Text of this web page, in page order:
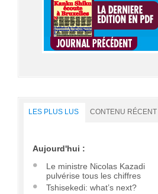
LES PLUS LUS CONTENU RÉCENT
Aujourd'hui :
Le ministre Nicolas Kazadi
pulvérise tous les chiffres
Tshisekedi: what’s next?